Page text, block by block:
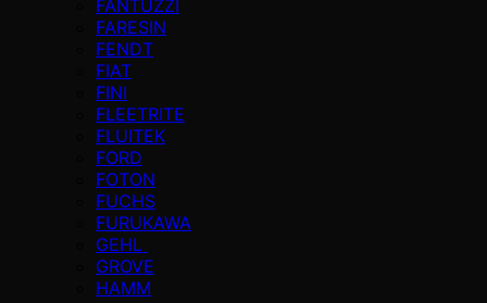
FANTUZZI
FARESIN
FENDT
FIAT
FINI
FLEETRITE
FLUITEK
FORD
FOTON
FUCHS
FURUKAWA
GEHL
GROVE
HAMM